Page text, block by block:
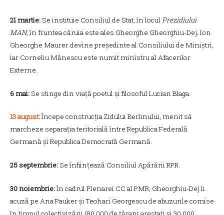
21 martie: Se instituie Consiliul de Stat, în locul Prezidiului
MAN, în fruntea căruia este ales Gheorghe Gheorghiu-Dej.Ion
Gheorghe Maurer devine președinte al Consiliului de Miniștri,
iar Corneliu Mănescu este numit ministru al Afacerilor
Externe.
6 mai: Se stinge din viață poetul și filosoful Lucian Blaga.
13 august:Începe construcția Zidului Berlinului, menit să
marcheze separația teritorială între Republica Federală
Germană și Republica Democrată Germană.
25 septembrie: Se înființează Consiliul Apărării RPR.
30 noiembrie:În cadrul Plenarei CC al PMR, Gheorghiu-Dej îi
acuză pe Ana Pauker și Teohari Georgescu de abuzurile comise